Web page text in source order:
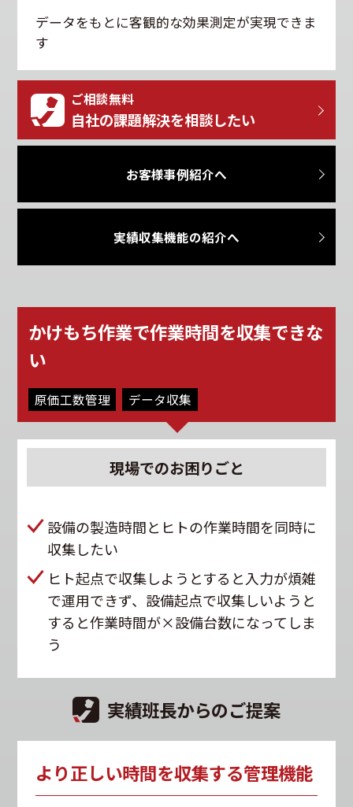
データをもとに客観的な効果測定が実現できま
す
ご相談無料
自社の課題解決を相談したい
お客様事例紹介へ
実績収集機能の紹介へ
かけもち作業で作業時間を収集できな
い
原価工数管理 データ収集
現場でのお困りごと
設備の製造時間とヒトの作業時間を同時に
収集したい
ヒト起点で収集しようとすると入力が煩雑
で運用できず、設備起点で収集しいようと
すると作業時間が×設備台数になってしま
う
実績班長からのご提案
より正しい時間を収集する管理機能